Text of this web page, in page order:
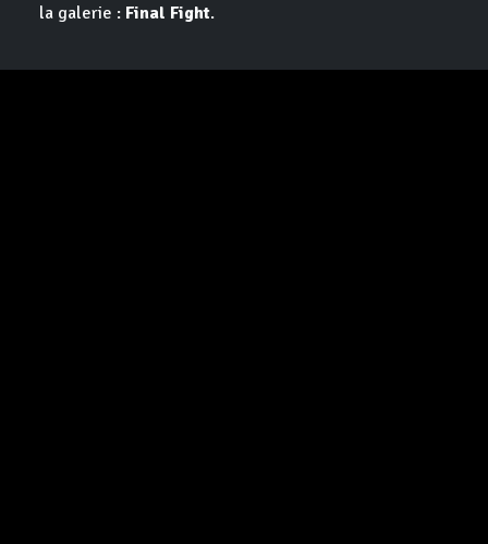
la galerie : Final Fight.